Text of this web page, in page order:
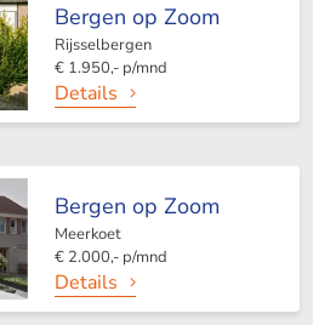
Bergen op Zoom
Rijsselbergen
€ 1.950,- p/mnd
Details
Bergen op Zoom
Meerkoet
€ 2.000,- p/mnd
Details